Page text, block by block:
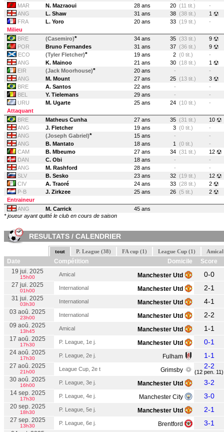
MAR
N. Mazraoui 28 ans 20 (11 tit.)
-
ANG
L. Shaw 31 ans 38 (38 tit.)
1
FRA
L. Yoro 20 ans 33 (19 tit.)
-
Milieu
BRE
(Casemiro)* 34 ans 35 (33 tit.)
9
POR
Bruno Fernandes 31 ans 37 (36 tit.)
9
ECO
(Tyler Fletcher)* 19 ans 2 (0 tit.)
-
ANG
K. Mainoo 21 ans 30 (18 tit.)
1
EIR
(Jack Moorhouse)* 20 ans -
-
ANG
M. Mount 27 ans 25 (13 tit.)
3
BRE
A. Santos 22 ans -
-
BEL
Y. Tielemans 29 ans -
-
URU
M. Ugarte 25 ans 24 (10 tit.)
-
Attaquant
BRE
Matheus Cunha 27 ans 35 (31 tit.)
10
ANG
J. Fletcher 19 ans 3 (0 tit.)
-
ANG
(Joseph Gabriel)* 15 ans -
-
ANG
B. Mantato 18 ans 1 (0 tit.)
-
CAM
B. Mbeumo 27 ans 34 (31 tit.)
12
DAN
C. Obi 18 ans -
-
ANG
M. Rashford 28 ans -
-
SLV
B. Sesko 23 ans 32 (19 tit.)
12
CIV
A. Traoré 24 ans 33 (28 tit.)
2
P-B
J. Zirkzee 25 ans 26 (5 tit.)
2
Entraineur
ANG
M. Carrick
45 ans
* joueur ayant quitté le club en cours de saison
RESULTATS / CALENDRIER
tout P. League (38) FA cup (1) League Cup (1)
Date Compétition Domicile
Score
19 jui. 2025
15h00 Amical Manchester Utd 0-0
27 jui. 2025
01h00 International Manchester Utd 2-1
31 jui. 2025
03h30 International Manchester Utd 4-1
03 aoû. 2025
23h00 International Manchester Utd 2-2
09 aoû. 2025
13h45 Amical Manchester Utd 1-1
17 aoû. 2025
17h30 P. League, 1e j. Manchester Utd 0-1
24 aoû. 2025
17h30 P. League, 2e j. Fulham 1-1
27 aoû. 2025
21h00 League Cup, 2e t Grimsby 2-2
(12 pen. 11)
30 aoû. 2025
16h00 P. League, 3e j. Manchester Utd 3-2
14 sep. 2025
17h30 P. League, 4e j. Manchester City 3-0
20 sep. 2025
18h30 P. League, 5e j. Manchester Utd 2-1
27 sep. 2025
13h30 P. League, 6e j. Brentford 3-1